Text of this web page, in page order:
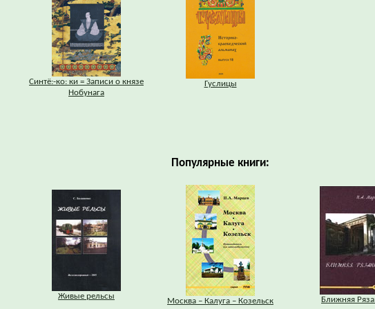
Синтё:-ко: ки = Записи о князе
Нобунага
Гуслицы
Популярные книги:
Живые рельсы
Москва – Калуга – Козельск Ближняя